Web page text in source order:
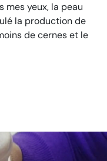
mes yeux, la peau
la production de
de cernes et le